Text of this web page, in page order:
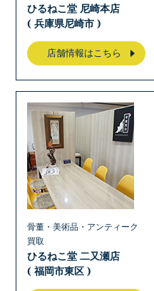
ひるねこ堂 尼崎本店
( 兵庫県尼崎市 )
店舗情報はこちら
骨董・美術品・アンティーク
買取
ひるねこ堂 二又瀬店
( 福岡市東区 )